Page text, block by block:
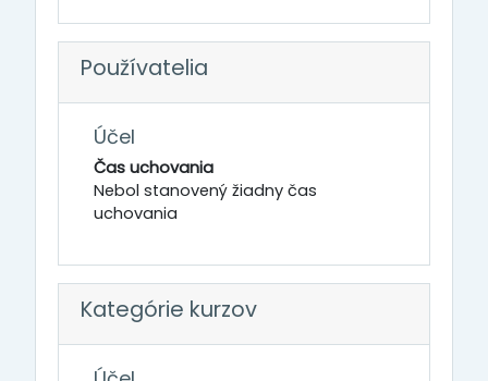
Používatelia
Účel
Čas uchovania
Nebol stanovený žiadny čas
uchovania
Kategórie kurzov